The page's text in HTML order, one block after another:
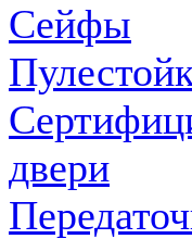
Сейфы
двери